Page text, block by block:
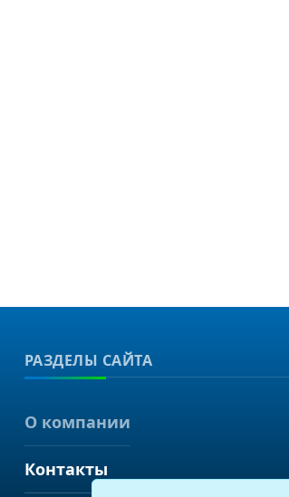
РАЗДЕЛЫ САЙТА
О компании
Контакты